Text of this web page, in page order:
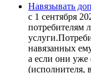
Навязывать
с 1 сентября
потребителям
навязанных
а если они уже
(исполнителя,